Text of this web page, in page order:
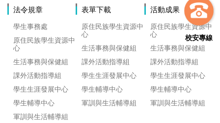
校安專線
法令規章
學生事務處
原住民族學生資源中
心
生活事務與保健組
課外活動指導組
學生生涯發展中心
學生輔導中心
軍訓與生活輔導組
表單下載
原住民族學生資源中
心
生活事務與保健組
課外活動指導組
學生生涯發展中心
學生輔導中心
軍訓與生活輔導組
活動成果
原住民族學生資源中
心
生活事務與保健組
課外活動指導組
學生生涯發展中心
學生輔導中心
軍訓與生活輔導組